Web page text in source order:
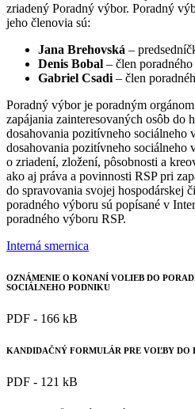
zriadený Poradný výbor. Poradný
jeho členovia sú:
Jana Brehovská –
Denis Bobal – člen
Gabriel Csadi– člen
Poradný výbor je poradným
zapájania zainteresovaných osôb do
dosahovania pozitívneho sociálneho
dosahovania pozitívneho
o zriadení, zložení, pôsobnosti a
ako aj práva a povinnosti RSP pri
do spravovania svojej hospodárskej
poradného výboru sú popísané v
poradného výboru RSP.
Interná smernica
OZNÁMENIE O KONANÍ VOLIEB DO
SOCIÁLNEHO PODNIKU
PDF - 166 kB
KANDIDAČNÝ FORMULÁR PRE VOĽBY DO
PDF - 121 kB